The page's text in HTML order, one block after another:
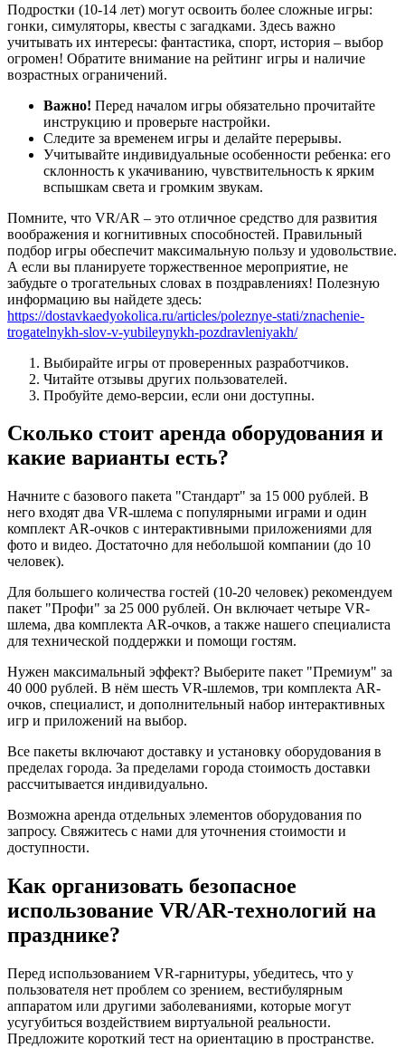
Подростки (10-14 лет) могут освоить более сложные игры:
гонки, симуляторы, квесты с загадками. Здесь важно
учитывать их интересы: фантастика, спорт, история – выбор
огромен! Обратите внимание на рейтинг игры и наличие
возрастных ограничений.
Важно! Перед началом игры обязательно прочитайте
инструкцию и проверьте настройки.
Следите за временем игры и делайте перерывы.
Учитывайте индивидуальные особенности ребенка: его
склонность к укачиванию, чувствительность к ярким
вспышкам света и громким звукам.
Помните, что VR/AR – это отличное средство для развития
воображения и когнитивных способностей. Правильный
подбор игры обеспечит максимальную пользу и удовольствие.
А если вы планируете торжественное мероприятие, не
забудьте о трогательных словах в поздравлениях! Полезную
информацию вы найдете здесь:
https://dostavkaedyokolica.ru/articles/poleznye-stati/znachenie-
trogatelnykh-slov-v-yubileynykh-pozdravleniyakh/
Выбирайте игры от проверенных разработчиков.
Читайте отзывы других пользователей.
Пробуйте демо-версии, если они доступны.
Сколько стоит аренда оборудования и
какие варианты есть?
Начните с базового пакета "Стандарт" за 15 000 рублей. В
него входят два VR-шлема с популярными играми и один
комплект AR-очков с интерактивными приложениями для
фото и видео. Достаточно для небольшой компании (до 10
человек).
Для большего количества гостей (10-20 человек) рекомендуем
пакет "Профи" за 25 000 рублей. Он включает четыре VR-
шлема, два комплекта AR-очков, а также нашего специалиста
для технической поддержки и помощи гостям.
Нужен максимальный эффект? Выберите пакет "Премиум" за
40 000 рублей. В нём шесть VR-шлемов, три комплекта AR-
очков, специалист, и дополнительный набор интерактивных
игр и приложений на выбор.
Все пакеты включают доставку и установку оборудования в
пределах города. За пределами города стоимость доставки
рассчитывается индивидуально.
Возможна аренда отдельных элементов оборудования по
запросу. Свяжитесь с нами для уточнения стоимости и
доступности.
Как организовать безопасное
использование VR/AR-технологий на
празднике?
Перед использованием VR-гарнитуры, убедитесь, что у
пользователя нет проблем со зрением, вестибулярным
аппаратом или другими заболеваниями, которые могут
усугубиться воздействием виртуальной реальности.
Предложите короткий тест на ориентацию в пространстве.